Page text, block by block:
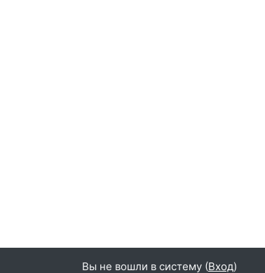
Вы не вошли в систему (Вход)